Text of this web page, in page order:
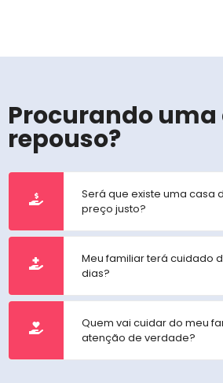
Procurando uma
repouso?
Será que existe uma casa
preço justo?
Meu familiar terá cuidado
dias?
Quem vai cuidar do meu
atenção de verdade?